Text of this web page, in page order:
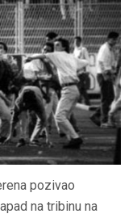
pozivao
na tribinu na